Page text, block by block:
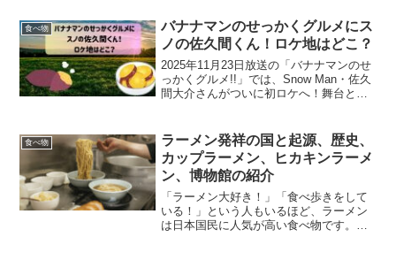
を徹底解説します。この記事を読むこと
で、福岡の人々がな...
食べ物
バナナマンのせっかくグルメにス
ノの佐久間くん！ロケ地はどこ？
2025年11月23日放送の「バナナマンのせ
っかくグルメ!!」では、Snow Man・佐久
間大介さんがついに初ロケへ！舞台とな
巡る人気企画で、佐久間くんならではの
明...
食べ物
ラーメン発祥の国と起源、歴史、
カップラーメン、ヒカキンラーメ
ン、博物館の紹介
「ラーメン大好き！」「食べ歩きをして
いる！」という人もいるほど、ラーメン
は日本国民に人気が高い食べ物です。地